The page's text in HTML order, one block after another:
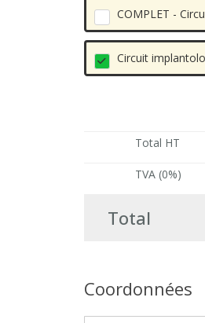
COMPLET -
Circuit
Total HT
TVA (0%)
Total
Coordonnées